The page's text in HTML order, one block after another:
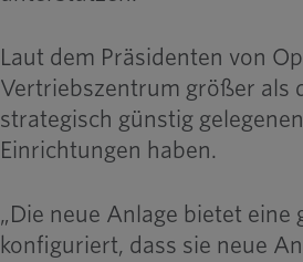
Laut dem Präsidenten von
Vertriebszentrum größer als
strategisch günstig
Einrichtungen haben.
„Die neue Anlage bietet
konfiguriert, dass sie neue